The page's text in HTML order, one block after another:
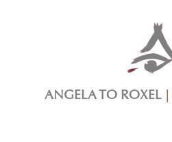
ANGELA TO ROXEL